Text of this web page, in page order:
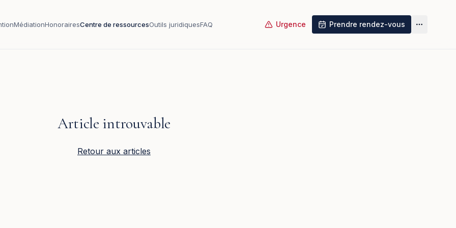
MédiationHonorairesCentre de ressourcesOutils juridiquesFAQ Urgence Prendre rendez-vous
Article introuvable
Retour aux articles